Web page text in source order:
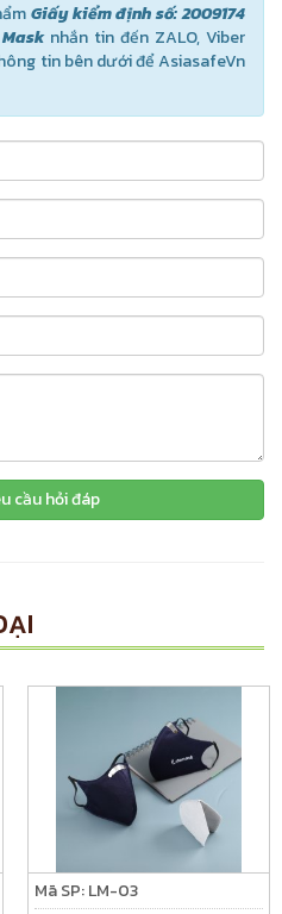
Giấy kiểm định số: 2009174
nhắn tin đến ZALO, Viber
tin bên dưới để AsiasafeVn
cầu hỏi đáp
Mã SP: LM-03